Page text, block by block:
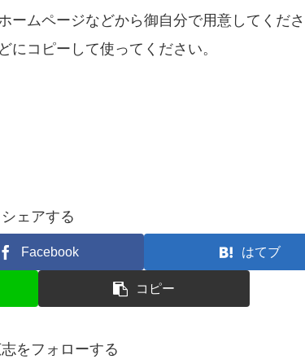
ームページなどから御自分で用意してくださ
にコピーして使ってください。
シェアする
Facebook はてブ
コピー
をフォローする